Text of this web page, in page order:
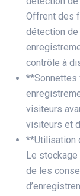
Offrent des
détection de
contrôle à
**Sonnettes
visiteurs
visiteurs et
**Utilisation
Le
de les